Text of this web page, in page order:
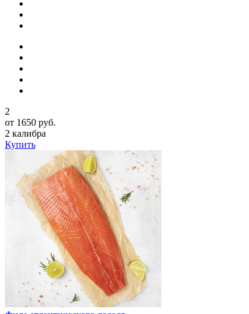
2
от 1650 руб.
2 калибра
Купить